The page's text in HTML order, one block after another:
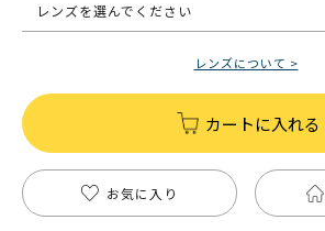
レンズを選んでください
レンズについて >
カートに入れる
お気に入り